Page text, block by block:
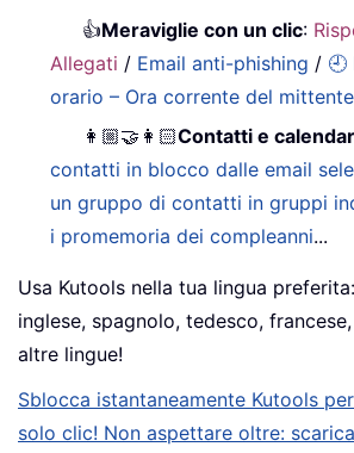
👍Meraviglie con un clic:
Allegati / Email anti-phishing / 🕘
orario – Ora corrente del mittente
👩🏼‍🤝‍👩🏻Contatti e
contatti in blocco dalle email
un gruppo di contatti in gruppi
i promemoria dei compleanni...
Usa Kutools nella tua lingua
inglese, spagnolo, tedesco,
altre lingue!
Sblocca istantaneamente Kutools
solo clic! Non aspettare oltre: